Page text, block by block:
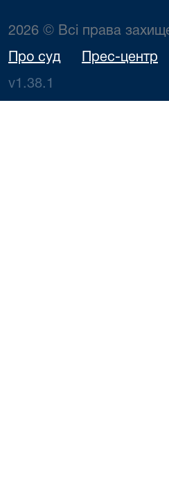
2026 © Всі права
Про суд Прес-центр
v1.38.1